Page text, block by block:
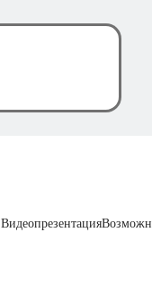
Видеопрезентация